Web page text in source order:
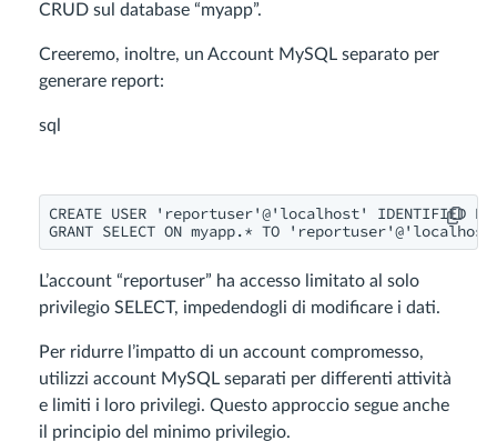
CRUD sul database “myapp”.
Creeremo, inoltre, un Account MySQL separato per
generare report:
sql
CREATE USER 'reportuser'@'localhost' IDENTIFIED
GRANT SELECT ON myapp.* TO
L’account “reportuser” ha accesso limitato al solo
privilegio SELECT, impedendogli di modificare i dati.
Per ridurre l’impatto di un account compromesso,
utilizzi account MySQL separati per differenti attività
e limiti i loro privilegi. Questo approccio segue anche
il principio del minimo privilegio.